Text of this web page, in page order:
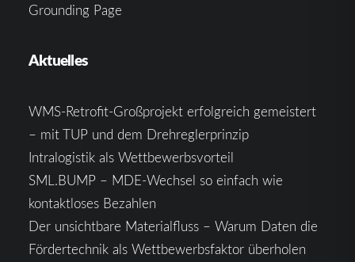
Grounding Page
Aktuelles
WMS-Retrofit-Großprojekt erfolgreich gemeistert
– mit TUP und dem Drehreglerprinzip
Intralogistik als Wettbewerbsvorteil
SML.BUMP – MDE-Wechsel so einfach wie
kontaktloses Bezahlen
Der unsichtbare Materialfluss – Warum Daten die
Fördertechnik als Wettbewerbsfaktor überholen